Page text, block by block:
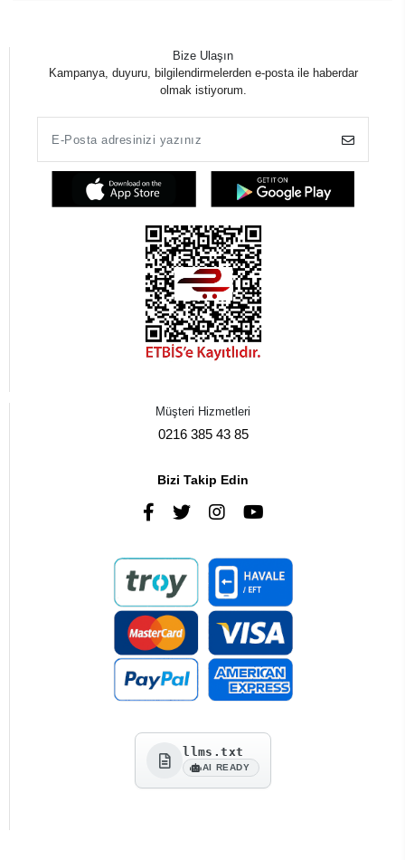
Bize Ulaşın
Kampanya, duyuru, bilgilendirmelerden e-posta ile haberdar
olmak istiyorum.
Müşteri Hizmetleri
0216 385 43 85
Bizi Takip Edin
llms.txt
AI READY